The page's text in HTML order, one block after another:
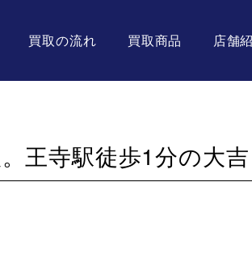
買取の流れ 買取商品 店舗
王寺駅徒歩1分の大